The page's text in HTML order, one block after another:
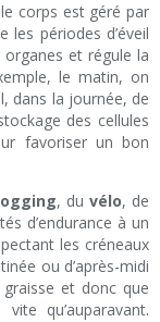
corps est géré par
périodes d’éveil
et régule la
le matin, on
dans la journée, de
des cellules
favoriser un bon
, du vélo, de
d’endurance à un
les créneaux
ou d’après-midi
et donc que
qu’auparavant.